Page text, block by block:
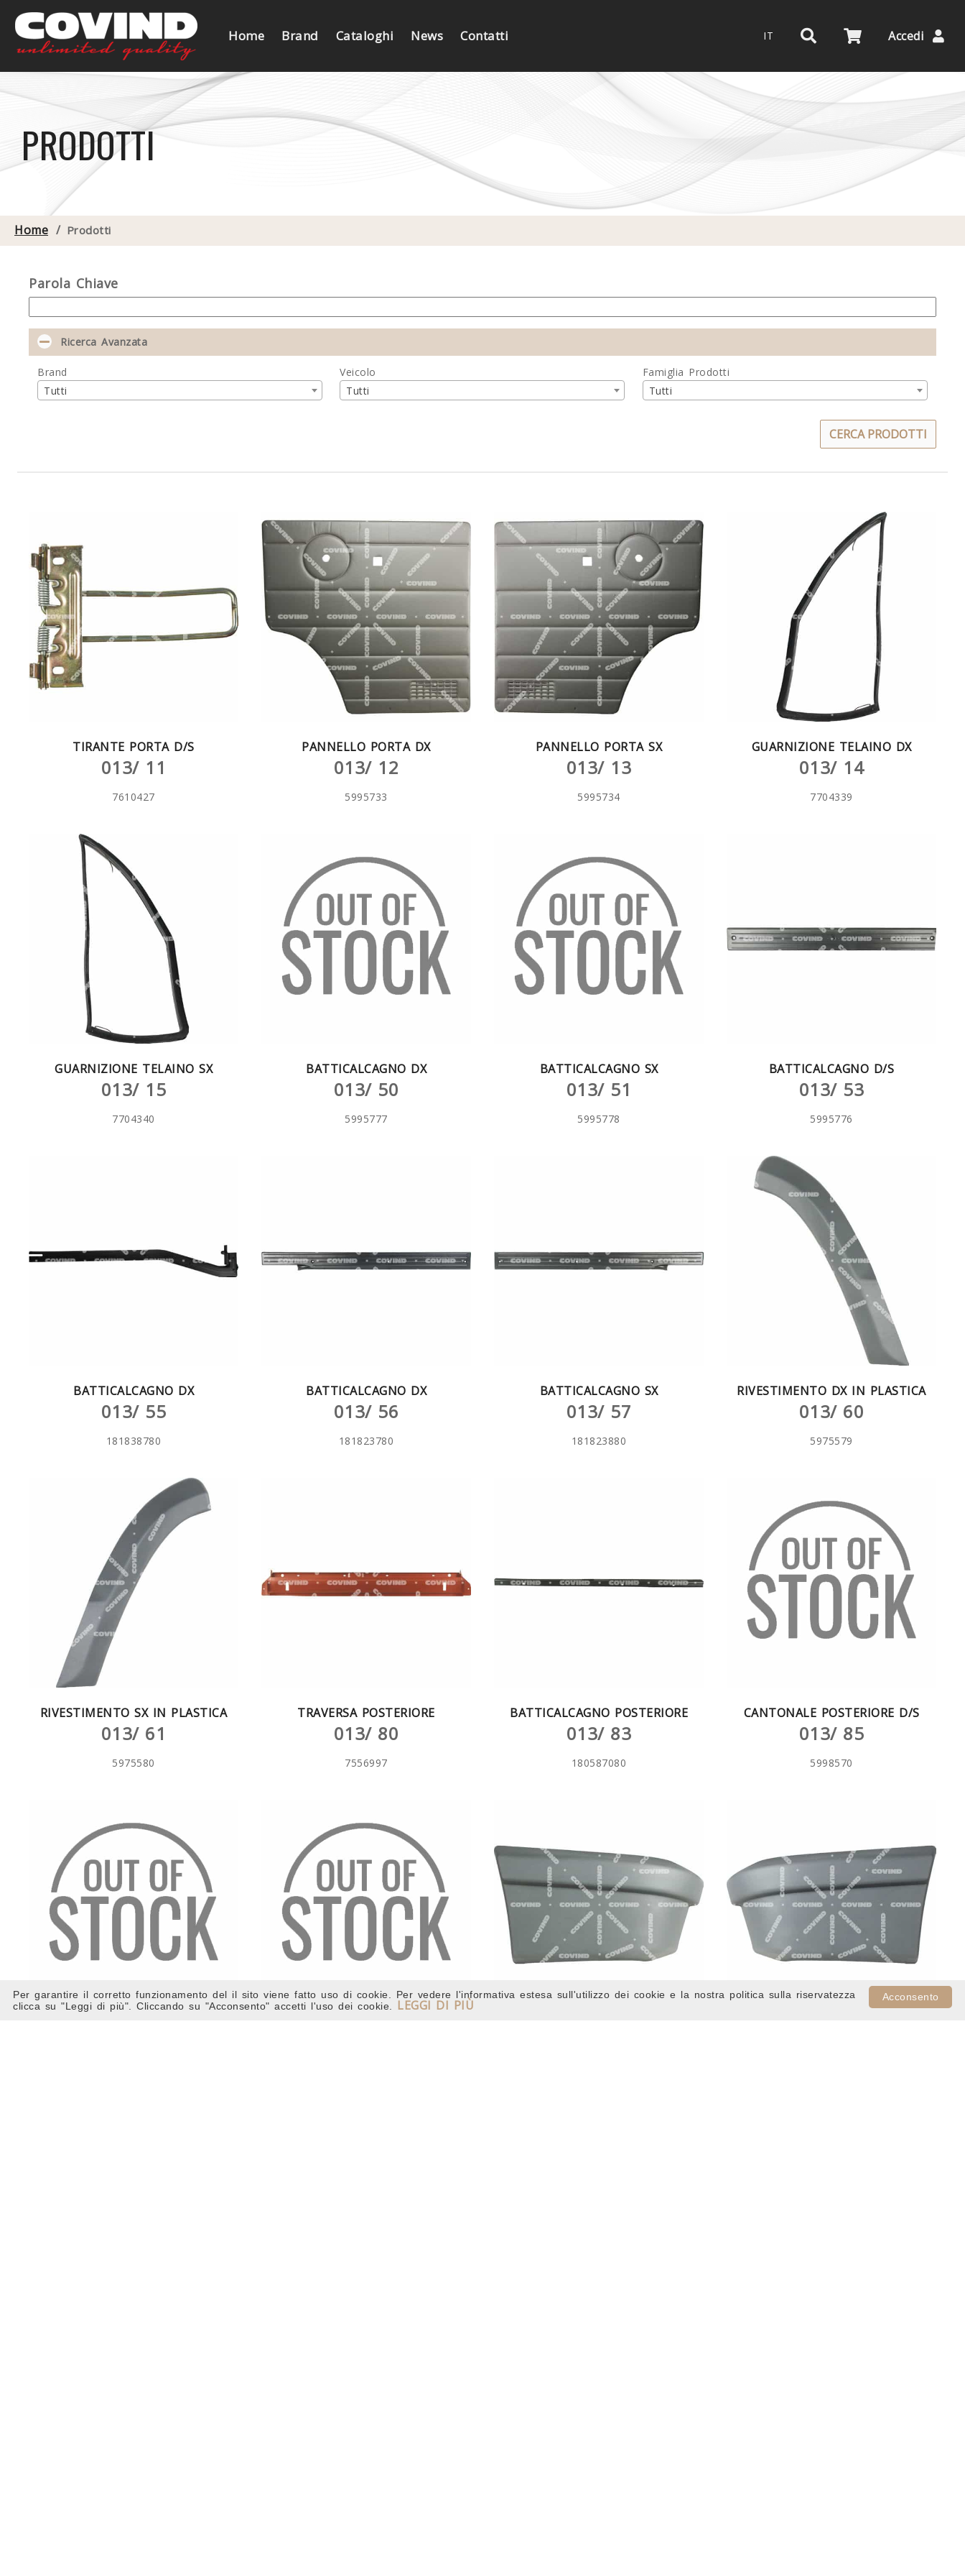
Home Brand Cataloghi News Contatti IT Accedi
PRODOTTI
Home / Prodotti
Parola Chiave
Ricerca Avanzata
Brand
Tutti
Veicolo
Tutti
Famiglia Prodotti
Tutti
CERCA PRODOTTI
TIRANTE PORTA D/S
013/ 11
7610427
PANNELLO PORTA DX
013/ 12
5995733
PANNELLO PORTA SX
013/ 13
5995734
GUARNIZIONE TELAINO DX
013/ 14
7704339
GUARNIZIONE TELAINO SX
013/ 15
7704340
BATTICALCAGNO DX
013/ 50
5995777
BATTICALCAGNO SX
013/ 51
5995778
BATTICALCAGNO D/S
013/ 53
5995776
BATTICALCAGNO DX
013/ 55
181838780
BATTICALCAGNO DX
013/ 56
181823780
BATTICALCAGNO SX
013/ 57
181823880
RIVESTIMENTO DX IN PLASTICA
013/ 60
5975579
RIVESTIMENTO SX IN PLASTICA
013/ 61
5975580
TRAVERSA POSTERIORE
013/ 80
7556997
BATTICALCAGNO POSTERIORE
013/ 83
180587080
CANTONALE POSTERIORE D/S
013/ 85
5998570
Acconsento
Per garantire il corretto funzionamento del il sito viene fatto uso di cookie. Per vedere l'informativa estesa sull'utilizzo dei cookie e la nostra politica sulla riservatezza
clicca su "Leggi di più". Cliccando su "Acconsento" accetti l'uso dei cookie. LEGGI DI PIÙ